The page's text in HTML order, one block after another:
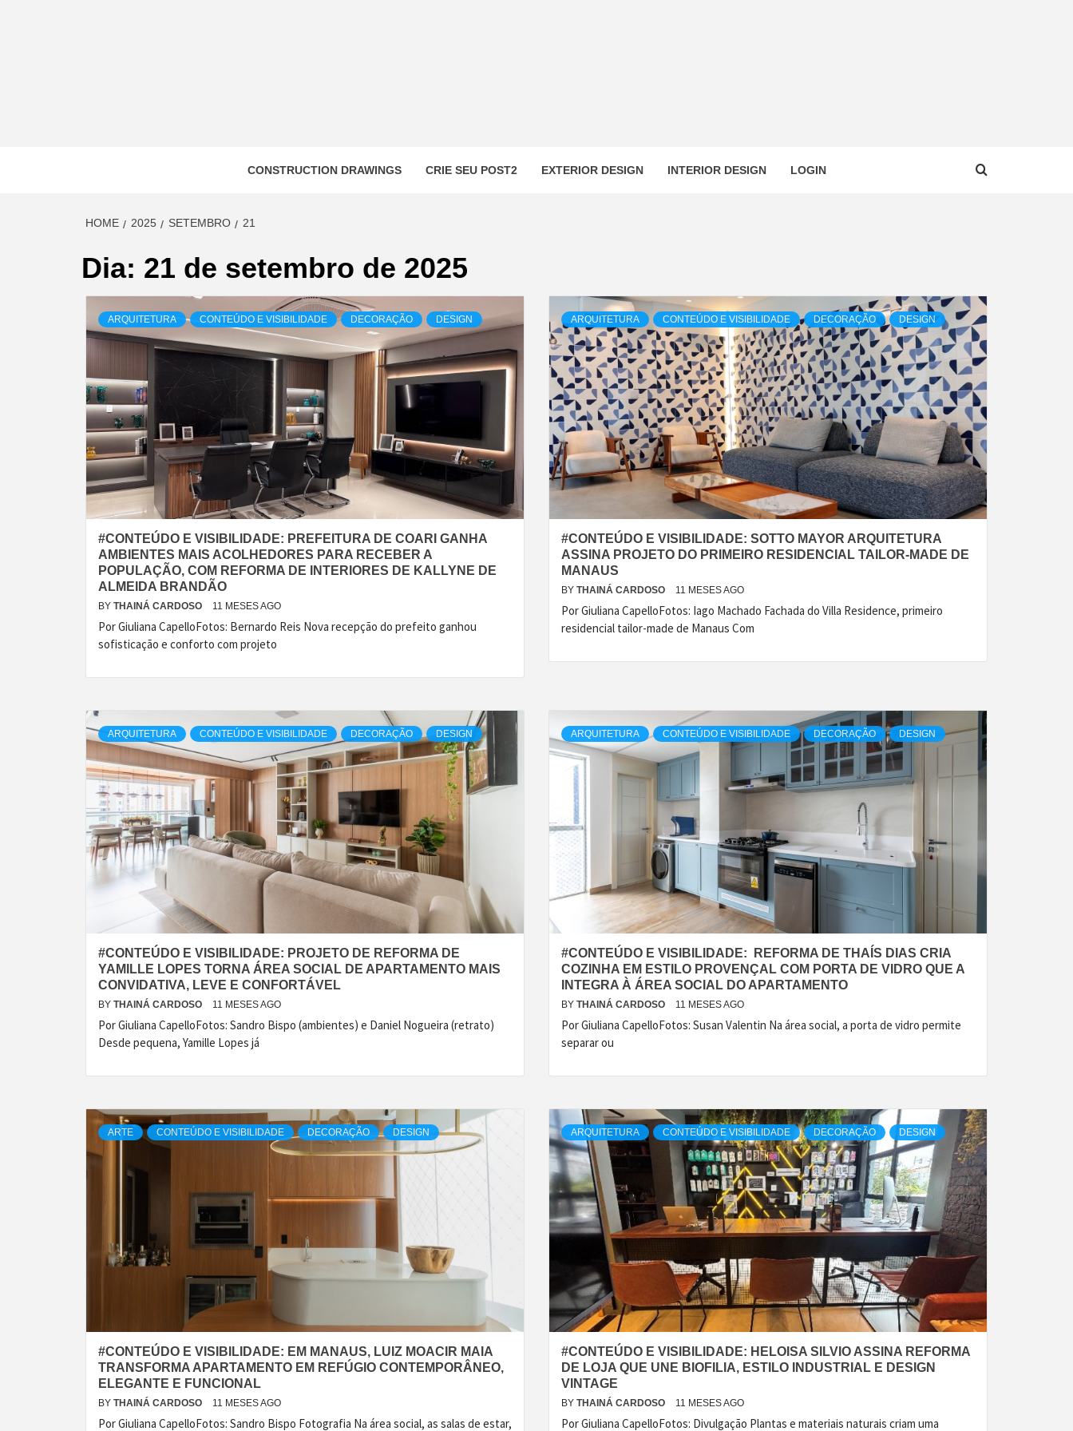
CONSTRUCTION DRAWINGS CRIE SEU POST2 EXTERIOR DESIGN INTERIOR DESIGN LOGIN
HOME 2025 SETEMBRO 21
Dia: 21 de setembro de 2025
ARQUITETURA CONTEÚDO E VISIBILIDADE DECORAÇÃO DESIGN
#CONTEÚDO E VISIBILIDADE: PREFEITURA DE COARI GANHA
AMBIENTES MAIS ACOLHEDORES PARA RECEBER A
POPULAÇÃO, COM REFORMA DE INTERIORES DE KALLYNE DE
ALMEIDA BRANDÃO
BY THAINÁ CARDOSO 11 MESES AGO
Por Giuliana CapelloFotos: Bernardo Reis Nova recepção do prefeito ganhou
sofisticação e conforto com projeto
ARQUITETURA CONTEÚDO E VISIBILIDADE DECORAÇÃO DESIGN
#CONTEÚDO E VISIBILIDADE: SOTTO MAYOR ARQUITETURA
ASSINA PROJETO DO PRIMEIRO RESIDENCIAL TAILOR-MADE DE
MANAUS
BY THAINÁ CARDOSO 11 MESES AGO
Por Giuliana CapelloFotos: Iago Machado Fachada do Villa Residence, primeiro
residencial tailor-made de Manaus Com
ARQUITETURA CONTEÚDO E VISIBILIDADE DECORAÇÃO DESIGN
#CONTEÚDO E VISIBILIDADE: PROJETO DE REFORMA DE
YAMILLE LOPES TORNA ÁREA SOCIAL DE APARTAMENTO MAIS
CONVIDATIVA, LEVE E CONFORTÁVEL
BY THAINÁ CARDOSO 11 MESES AGO
Por Giuliana CapelloFotos: Sandro Bispo (ambientes) e Daniel Nogueira (retrato)
Desde pequena, Yamille Lopes já
ARQUITETURA CONTEÚDO E VISIBILIDADE DECORAÇÃO DESIGN
#CONTEÚDO E VISIBILIDADE: REFORMA DE THAÍS DIAS CRIA
COZINHA EM ESTILO PROVENÇAL COM PORTA DE VIDRO QUE A
INTEGRA À ÁREA SOCIAL DO APARTAMENTO
BY THAINÁ CARDOSO 11 MESES AGO
Por Giuliana CapelloFotos: Susan Valentin Na área social, a porta de vidro permite
separar ou
ARTE CONTEÚDO E VISIBILIDADE DECORAÇÃO DESIGN
#CONTEÚDO E VISIBILIDADE: EM MANAUS, LUIZ MOACIR MAIA
TRANSFORMA APARTAMENTO EM REFÚGIO CONTEMPORÂNEO,
ELEGANTE E FUNCIONAL
BY THAINÁ CARDOSO 11 MESES AGO
Por Giuliana CapelloFotos: Sandro Bispo Fotografia Na área social, as salas de estar,
ARQUITETURA CONTEÚDO E VISIBILIDADE DECORAÇÃO DESIGN
#CONTEÚDO E VISIBILIDADE: HELOISA SILVIO ASSINA REFORMA
DE LOJA QUE UNE BIOFILIA, ESTILO INDUSTRIAL E DESIGN
VINTAGE
BY THAINÁ CARDOSO 11 MESES AGO
Por Giuliana CapelloFotos: Divulgação Plantas e materiais naturais criam uma